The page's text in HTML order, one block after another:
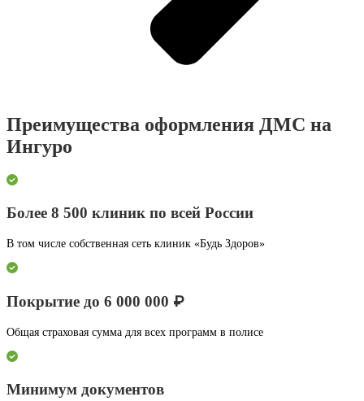
Преимущества оформления ДМС на
Ингуро
Более 8 500 клиник по всей России
В том числе собственная сеть клиник «Будь Здоров»
Покрытие до 6 000 000 ₽
Общая страховая сумма для всех программ в полисе
Минимум документов